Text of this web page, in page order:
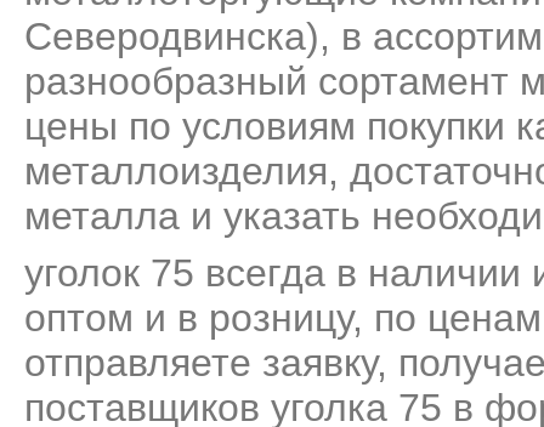
Северодвинска), в
разнообразный сортамент
цены по условиям покупки
металлоизделия,
металла и указать
уголок 75 всегда в
оптом и в розницу, по
отправляете заявку,
поставщиков уголка 75 в